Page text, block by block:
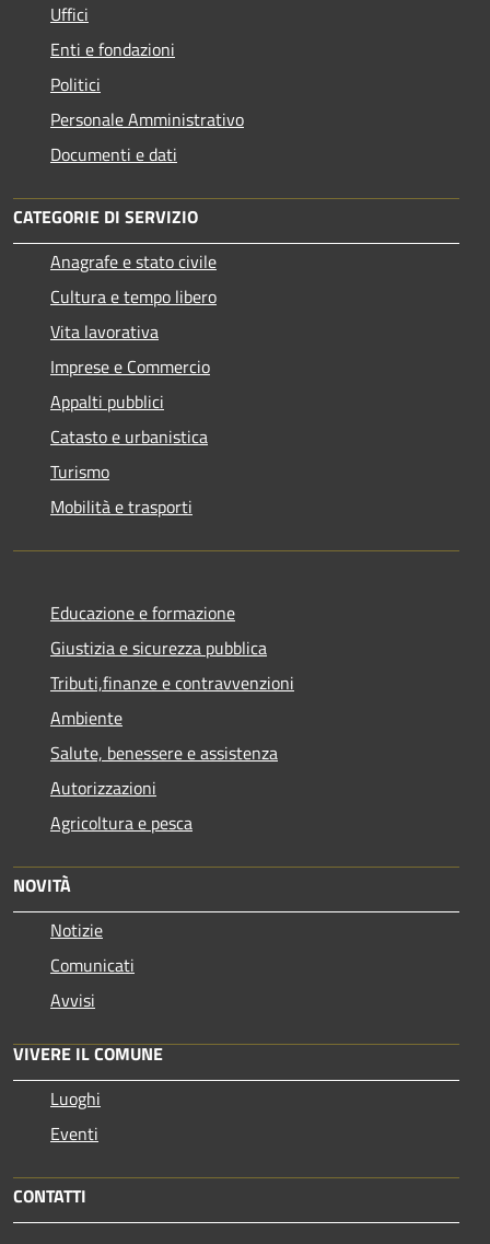
Uffici
Enti e fondazioni
Politici
Personale Amministrativo
Documenti e dati
CATEGORIE DI SERVIZIO
Anagrafe e stato civile
Cultura e tempo libero
Vita lavorativa
Imprese e Commercio
Appalti pubblici
Catasto e urbanistica
Turismo
Mobilità e trasporti
Educazione e formazione
Giustizia e sicurezza pubblica
Tributi,finanze e contravvenzioni
Ambiente
Salute, benessere e assistenza
Autorizzazioni
Agricoltura e pesca
NOVITÀ
Notizie
Comunicati
Avvisi
VIVERE IL COMUNE
Luoghi
Eventi
CONTATTI